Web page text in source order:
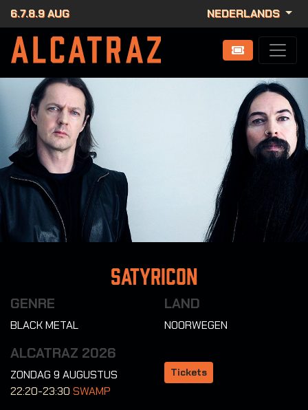
6.7.8.9 AUG NEDERLANDS
Satyricon
GENRE
BLACK METAL
LAND
NOORWEGEN
ALCATRAZ 2026
ZONDAG 9 AUGUSTUS
22:20-23:30 SWAMP
Tickets